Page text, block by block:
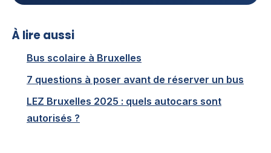
À lire aussi
Bus scolaire à Bruxelles
7 questions à poser avant de réserver un bus
LEZ Bruxelles 2025 : quels autocars sont
autorisés ?